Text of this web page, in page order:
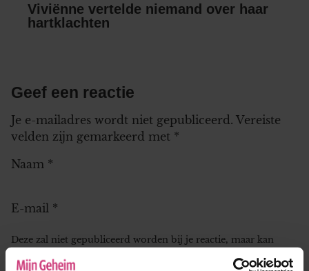
Viviënne vertelde niemand over haar
hartklachten
Geef een reactie
Je e-mailadres wordt niet gepubliceerd. Vereiste
velden zijn gemarkeerd met *
Naam *
E-mail *
Deze zal niet gepubliceerd worden bij je reactie, maar kan
nemen.